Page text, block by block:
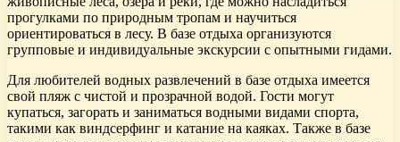
прогулками по природным тропам и научиться
ориентироваться в лесу. В базе отдыха организуются
групповые и индивидуальные экскурсии с опытными гидами.
Для любителей водных развлечений в базе отдыха имеется
свой пляж с чистой и прозрачной водой. Гости могут
купаться, загорать и заниматься водными видами спорта,
такими как виндсерфинг и катание на каяках. Также в базе